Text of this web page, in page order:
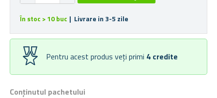
Conținutul pachetului
În stoc > 10 buc | Livrare in 3-5 zile
Pentru acest produs veți primi 4 credite